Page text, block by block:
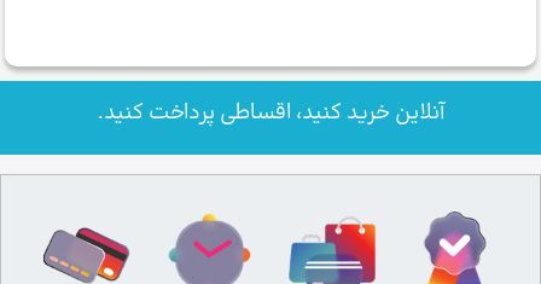
آنلاین خرید کنید، اقساطی پرداخت کنید.